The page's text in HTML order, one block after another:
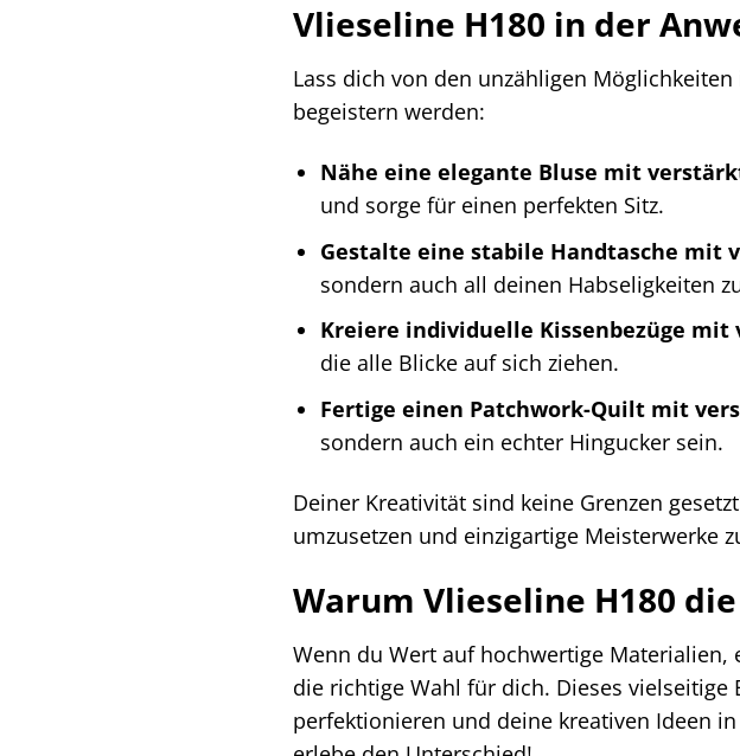
Vlieseline H180 in der
Lass dich von den unzähligen
begeistern werden:
Nähe eine elegante Bluse mit
und sorge für einen perfekten Sitz.
Gestalte eine stabile Handtasche mit
sondern auch all deinen Habseligkeiten
Kreiere individuelle Kissenbezüge mit
die alle Blicke auf sich ziehen.
Fertige einen Patchwork-Quilt mit
sondern auch ein echter Hingucker sein.
Deiner Kreativität sind keine Grenzen
umzusetzen und einzigartige Meisterwerke
Warum Vlieseline H180
Wenn du Wert auf hochwertige Materialien,
die richtige Wahl für dich. Dieses
perfektionieren und deine kreativen Ideen